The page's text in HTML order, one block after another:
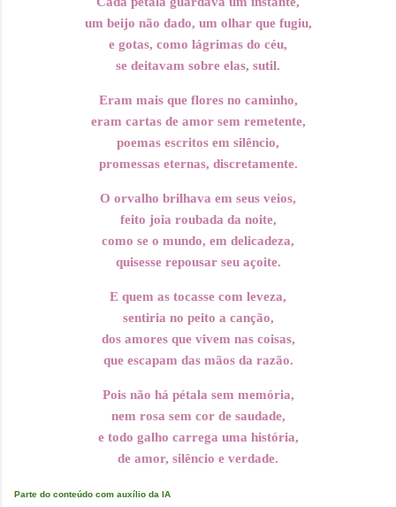
um beijo não dado, um olhar que fugiu,
e gotas, como lágrimas do céu,
se deitavam sobre elas, sutil.
Eram mais que flores no caminho,
eram cartas de amor sem remetente,
poemas escritos em silêncio,
promessas eternas, discretamente.
O orvalho brilhava em seus veios,
feito joia roubada da noite,
como se o mundo, em delicadeza,
quisesse repousar seu açoite.
E quem as tocasse com leveza,
sentiria no peito a canção,
dos amores que vivem nas coisas,
que escapam das mãos da razão.
Pois não há pétala sem memória,
nem rosa sem cor de saudade,
e todo galho carrega uma história,
de amor, silêncio e verdade.
Parte do conteúdo com auxílio da IA